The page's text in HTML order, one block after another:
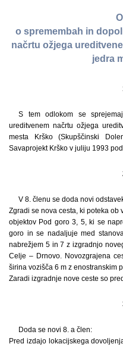
o spremembah in
načrtu ožjega
jedra
S tem odlokom se
ureditvenem načrtu ožjega
mesta Krško (Skupščinski
Savaprojekt Krško v juliju 1993 pod
V 8. členu se doda novi
Zgradi se nova cesta, ki poteka ob
objektov Pod goro 3, 5, ki se
goro in se nadaljuje med
nabrežjem 5 in 7 z izgradnjo
Celje – Drnovo. Novozgrajena
širina vozišča 6 m z enostranskim
Zaradi izgradnje nove ceste so
Doda se novi 8. a člen:
Pred izdajo lokacijskega